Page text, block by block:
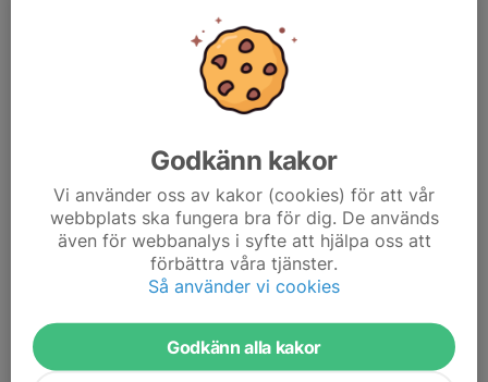
Inte kommit igång med träningen än?
För dig som är 13 år eller äldre.
Perfekt även för dig som pensionär.
Ljustorps IF, gymmet.
Läs mer
Godkänn kakor
Vi använder oss av kakor (cookies) för att vår
webbplats ska fungera bra för dig. De används
även för webbanalys i syfte att hjälpa oss att
förbättra våra tjänster.
Så använder vi cookies
Godkänn alla kakor